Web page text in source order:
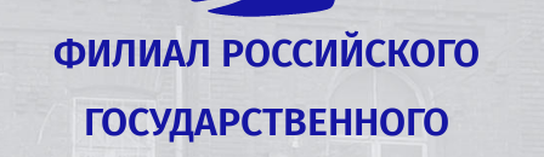
ФИЛИАЛ РОССИЙСКОГО
ГОСУДАРСТВЕННОГО